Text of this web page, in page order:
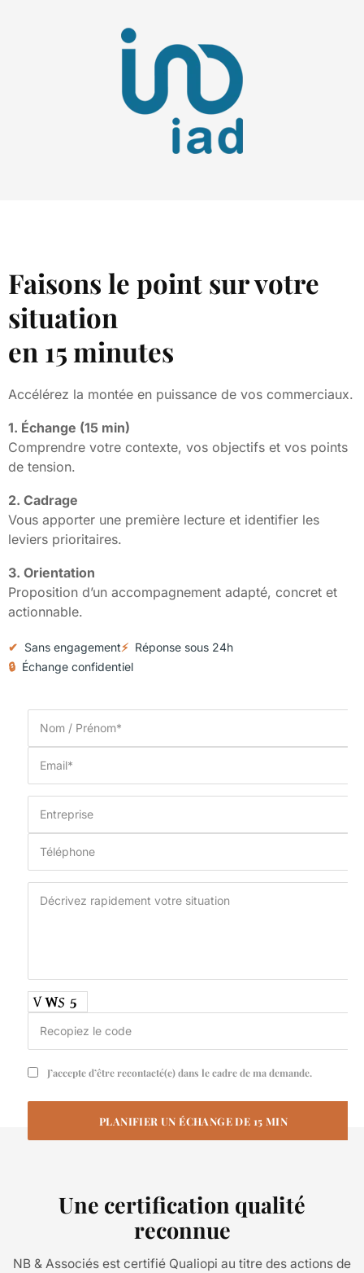
Faisons le point sur votre
situation
en 15 minutes
Accélérez la montée en puissance de vos commerciaux.
1. Échange (15 min)
Comprendre votre contexte, vos objectifs et vos points
de tension.
2. Cadrage
Vous apporter une première lecture et identifier les
leviers prioritaires.
3. Orientation
Proposition d’un accompagnement adapté, concret et
actionnable.
✔ Sans engagement⚡ Réponse sous 24h
🔒 Échange confidentiel
J’accepte d’être recontacté(e) dans le cadre de ma demande.
Une certification qualité
reconnue
NB & Associés est certifié Qualiopi au titre des actions de